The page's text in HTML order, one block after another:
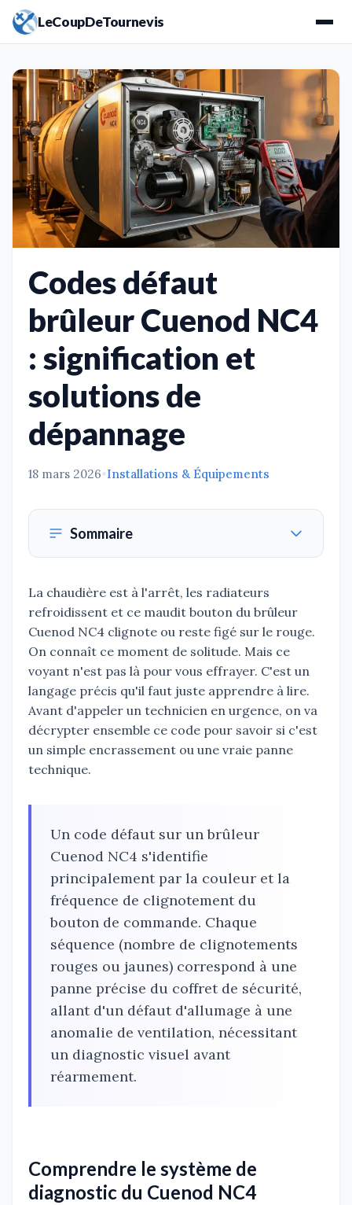
LeCoupDeTournevis
Codes défaut
brûleur Cuenod NC4
: signification et
solutions de
dépannage
18 mars 2026•Installations & Équipements
Sommaire
La chaudière est à l'arrêt, les radiateurs
refroidissent et ce maudit bouton du brûleur
Cuenod NC4 clignote ou reste figé sur le rouge.
On connaît ce moment de solitude. Mais ce
voyant n'est pas là pour vous effrayer. C'est un
langage précis qu'il faut juste apprendre à lire.
Avant d'appeler un technicien en urgence, on va
décrypter ensemble ce code pour savoir si c'est
un simple encrassement ou une vraie panne
technique.
Un code défaut sur un brûleur
Cuenod NC4 s'identifie
principalement par la couleur et la
fréquence de clignotement du
bouton de commande. Chaque
séquence (nombre de clignotements
rouges ou jaunes) correspond à une
panne précise du coffret de sécurité,
allant d'un défaut d'allumage à une
anomalie de ventilation, nécessitant
un diagnostic visuel avant
réarmement.
Comprendre le système de
diagnostic du Cuenod NC4